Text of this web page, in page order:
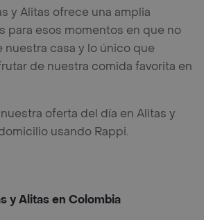
y Alitas ofrece una amplia
para esos momentos en que no
nuestra casa y lo único que
de nuestra comida favorita en
oferta del día en Alitas y
usando Rappi.
y Alitas en Colombia